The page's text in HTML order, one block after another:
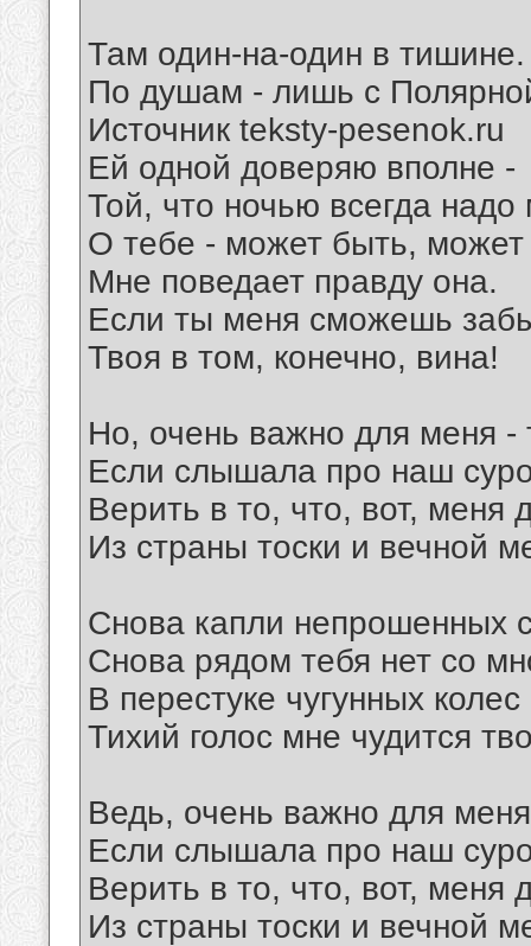
Там один-на-один в тишине.
По душам - лишь с
Источник teksty-pesenok.ru
Ей одной доверяю вполне -
Той, что ночью всегда надо
О тебе - может быть,
Мне поведает правду она.
Если ты меня сможешь
Твоя в том, конечно, вина!
Но, очень важно для меня -
Если слышала про наш
Верить в то, что, вот, меня
Из страны тоски и вечной
Снова капли непрошенных
Снова рядом тебя нет со
В перестуке чугунных колес
Тихий голос мне чудится
Ведь, очень важно для
Если слышала про наш
Верить в то, что, вот, меня
Из страны тоски и вечной